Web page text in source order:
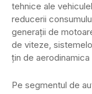
tehnice ale
reducerii
generații de
de viteze,
țin de aerodinamica
Pe segmentul de